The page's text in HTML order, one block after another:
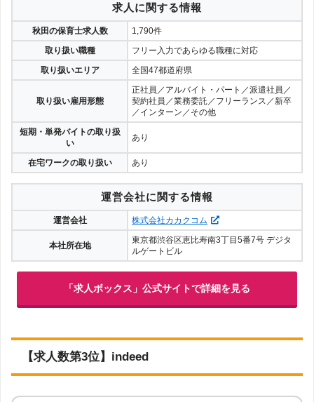
求人に関する情報
秋田の保育士求人数
1,790件
取り扱い職種
フリー入力であらゆる職種に対応
取り扱いエリア
全国47都道府県
取り扱い雇用形態
正社員／アルバイト・パート／派遣社員／
契約社員／業務委託／フリーランス／新卒
／インターン／その他
短期・単発バイトの取り扱
い
あり
在宅ワークの取り扱い あり
運営会社に関する情報
運営会社 株式会社カカクコム
本社所在地
東京都渋谷区恵比寿南3丁目5番7号 デジタ
ルゲートビル
「求人ボックス」公式サイトで詳細を見る
【求人数第3位】indeed